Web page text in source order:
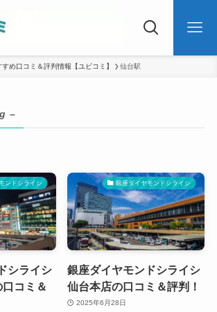
め口コミ＆評判情報【ユビコミ】 仙台駅
–
ンドシライシ
シライシ
コミ＆
銀座ダイヤモンドシライシ
銀座ダイヤモンドシライシ
仙台本店の口コミ＆評判！
2025年6月28日